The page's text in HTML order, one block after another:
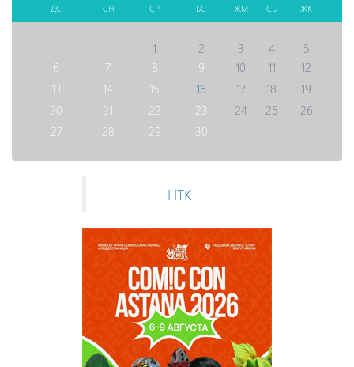
ДС СН СР БС ЖМ СБ ЖК
1 2 3 4
5
6
7 8 9 10 11
12
13
14 15 16 17 18
19
20
21 22 23 24 25
26
27
28 29 30
НТК